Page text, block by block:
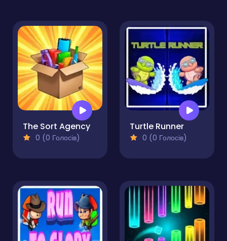
The Sort Agency
0 (0 Голосів)
Turtle Runner
0 (0 Голосів)